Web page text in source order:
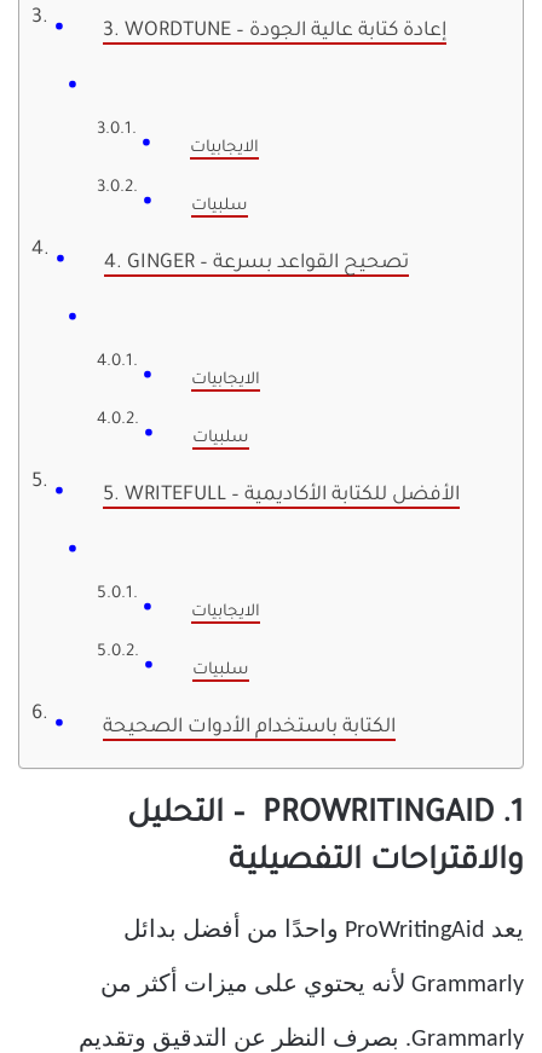
3. WORDTUNE – إعادة كتابة عالية الجودة
الايجابيات
سلبيات
4. GINGER – تصحيح القواعد بسرعة
الايجابيات
سلبيات
5. WRITEFULL – الأفضل للكتابة الأكاديمية
الايجابيات
سلبيات
الكتابة باستخدام الأدوات الصحيحة
1. PROWRITINGAID – التحليل
والاقتراحات التفصيلية
يعد ProWritingAid واحدًا من أفضل بدائل
Grammarly لأنه يحتوي على ميزات أكثر من
Grammarly. بصرف النظر عن التدقيق وتقديم